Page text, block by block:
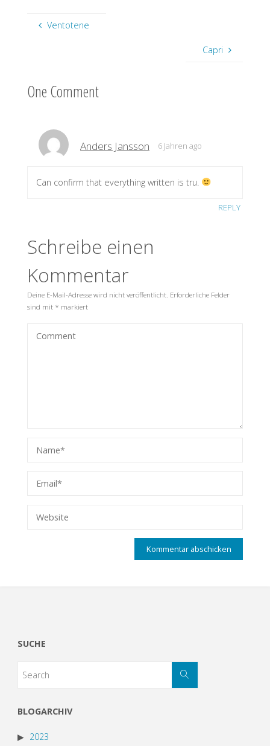
Ventotene
Capri
One Comment
Anders Jansson 6 Jahren ago
Can confirm that everything written is tru.
REPLY
Schreibe einen
Kommentar
Deine E-Mail-Adresse wird nicht veröffentlicht. Erforderliche Felder
sind mit * markiert
SUCHE
BLOGARCHIV
2023